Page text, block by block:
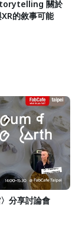
關於
的敘事可能
分享討論會